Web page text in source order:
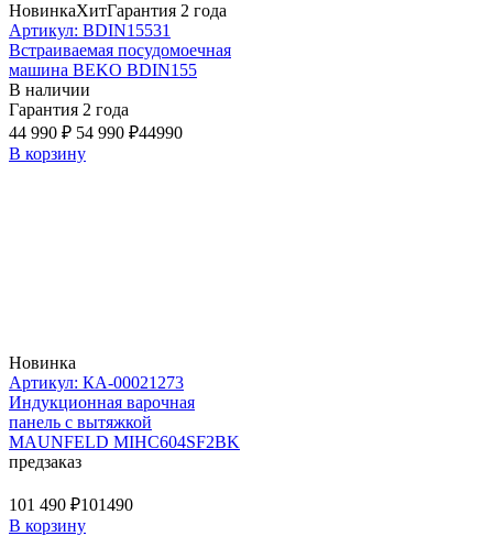
НовинкаХитГарантия 2 года
Артикул: BDIN15531
Встраиваемая посудомоечная
машина BEKO BDIN155
В наличии
Гарантия 2 года
44 990 ₽ 54 990 ₽44990
В корзину
Новинка
Артикул: КА-00021273
Индукционная варочная
панель с вытяжкой
MAUNFELD MIHC604SF2BK
предзаказ
101 490 ₽101490
В корзину